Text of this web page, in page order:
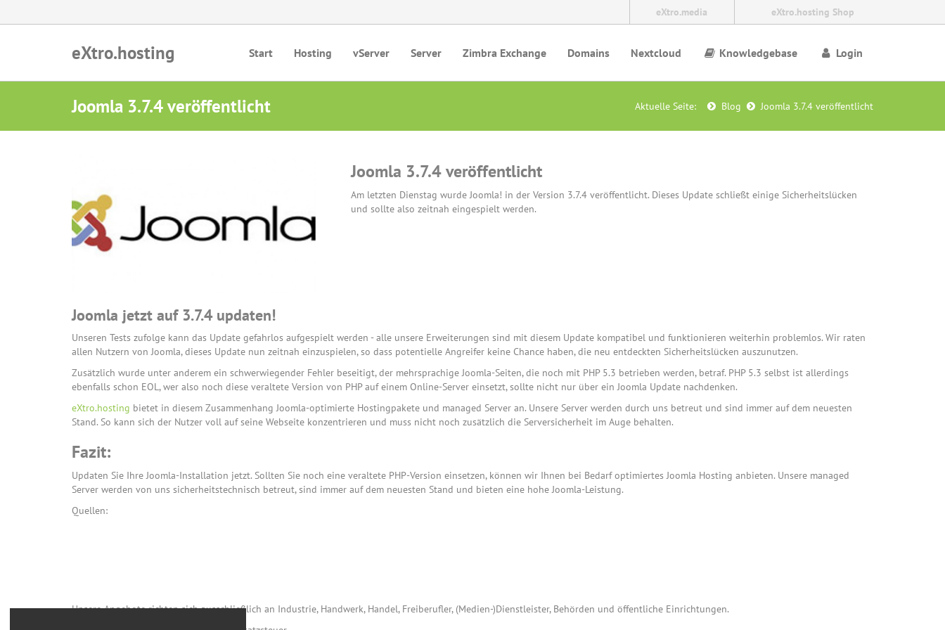
eXtro.media eXtro.hosting Shop
eXtro.hosting Start Hosting vServer Server Zimbra Exchange Domains Nextcloud Knowledgebase Login
Joomla 3.7.4 veröffentlicht Aktuelle Seite: Blog Joomla 3.7.4 veröffentlicht
Joomla 3.7.4 veröffentlicht
Am letzten Dienstag wurde Joomla! in der Version 3.7.4 veröffentlicht. Dieses Update schließt einige Sicherheitslücken
und sollte also zeitnah eingespielt werden.
Joomla jetzt auf 3.7.4 updaten!
Unseren Tests zufolge kann das Update gefahrlos aufgespielt werden - alle unsere Erweiterungen sind mit diesem Update kompatibel und funktionieren weiterhin problemlos. Wir raten
allen Nutzern von Joomla, dieses Update nun zeitnah einzuspielen, so dass potentielle Angreifer keine Chance haben, die neu entdeckten Sicherheitslücken auszunutzen.
Zusätzlich wurde unter anderem ein schwerwiegender Fehler beseitigt, der mehrsprachige Joomla-Seiten, die noch mit PHP 5.3 betrieben werden, betraf. PHP 5.3 selbst ist allerdings
ebenfalls schon EOL, wer also noch diese veraltete Version von PHP auf einem Online-Server einsetzt, sollte nicht nur über ein Joomla Update nachdenken.
eXtro.hosting bietet in diesem Zusammenhang Joomla-optimierte Hostingpakete und managed Server an. Unsere Server werden durch uns betreut und sind immer auf dem neuesten
Stand. So kann sich der Nutzer voll auf seine Webseite konzentrieren und muss nicht noch zusätzlich die Serversicherheit im Auge behalten.
Fazit:
Updaten Sie Ihre Joomla-Installation jetzt. Sollten Sie noch eine veraltete PHP-Version einsetzen, können wir Ihnen bei Bedarf optimiertes Joomla Hosting anbieten. Unsere managed
Server werden von uns sicherheitstechnisch betreut, sind immer auf dem neuesten Stand und bieten eine hohe Joomla-Leistung.
Quellen:
Unsere Angebote richten sich ausschließlich an Industrie, Handwerk, Handel, Freiberufler, (Medien-)Dienstleister, Behörden und öffentliche Einrichtungen.